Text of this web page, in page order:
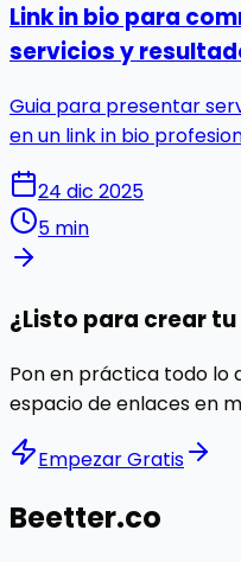
Link in bio para
servicios y
Guia para presentar
en un link in bio
24 dic 2025
5 min
¿Listo para crear
Pon en práctica todo lo
espacio de enlaces en
Empezar Gratis
Beetter.co